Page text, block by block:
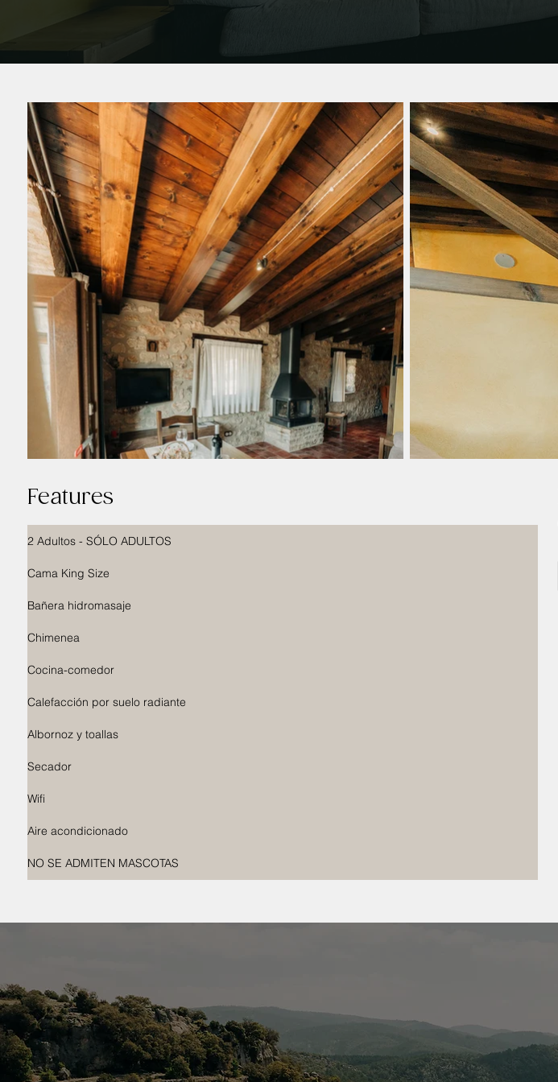
Features
2 Adultos - SÓLO ADULTOS
Cama King Size
Bañera hidromasaje
Chimenea
Cocina-comedor
Calefacción por suelo radiante
Albornoz y toallas
Secador
Wifi
Aire acondicionado
NO SE ADMITEN MASCOTAS